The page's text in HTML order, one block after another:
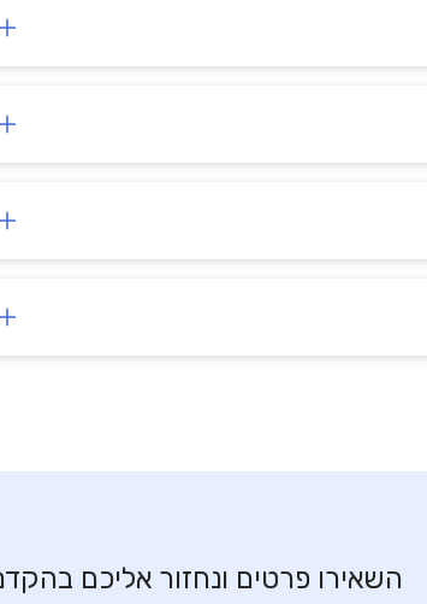
השאירו פרטים ונחזור אליכם